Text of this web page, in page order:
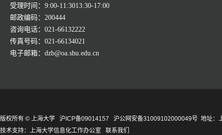
受理时间：9:00-11:3013:30-17:00
邮政编码：200444
咨询电话：021-66132222
传真号码：021-66134021
电子邮箱：dzb@oa.shu.edu.cn
版权所有 © 上海大学 沪ICP备09014157 沪公网安备31009102000049号 地址：
技术支持： 上海大学信息化工作办公室 联系我们